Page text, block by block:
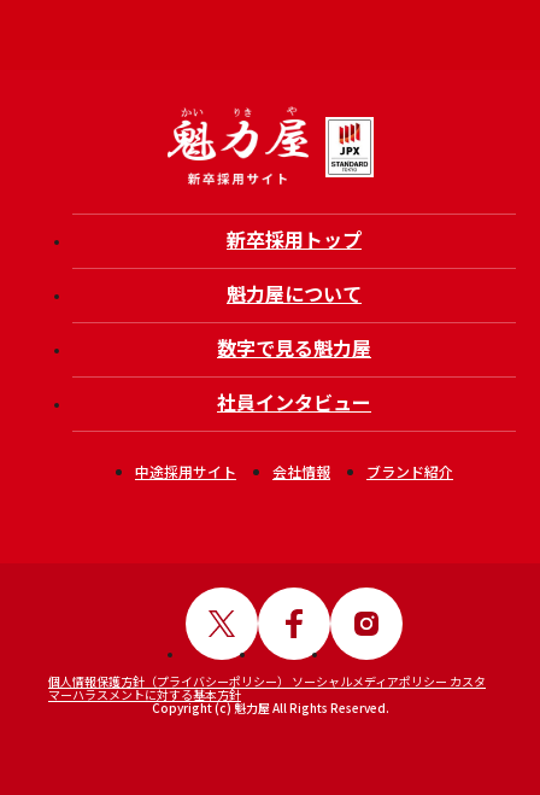
中途採用サイト 会社情報 ブランド紹介
新卒採用トップ
魁力屋について
数字で見る魁力屋
社員インタビュー
Copyright (c) 魁力屋 All Rights Reserved.
個人情報保護方針（プライバシーポリシー） ソーシャルメディアポリシー カスタ
マーハラスメントに対する基本方針